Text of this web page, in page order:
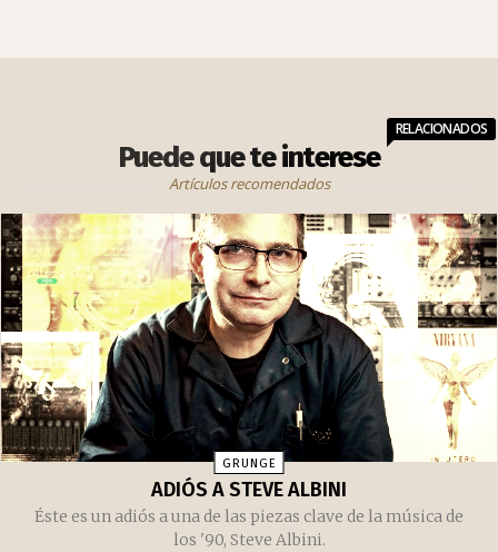
Puede que te interese
RELACIONADOS
Artículos recomendados
GRUNGE
ADIÓS A STEVE ALBINI
Éste es un adiós a una de las piezas clave de la música de
los '90, Steve Albini.